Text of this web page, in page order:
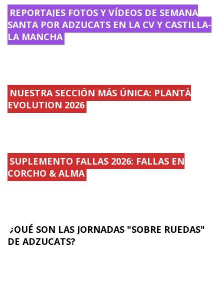
REPORTAJES FOTOS Y VÍDEOS DE SEMANA
SANTA POR ADZUCATS EN LA CV Y CASTILLA-
LA MANCHA
NUESTRA SECCIÓN MÁS ÚNICA: PLANTÀ
EVOLUTION 2026
SUPLEMENTO FALLAS 2026: FALLAS EN
CORCHO & ALMA
¿QUÉ SON LAS JORNADAS "SOBRE RUEDAS"
DE ADZUCATS?